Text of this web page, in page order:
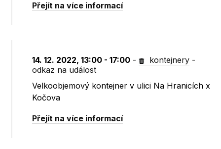
Přejít na více informací
14. 12. 2022, 13:00 - 17:00 - kontejnery -
odkaz na událost
Velkoobjemový kontejner v ulici Na Hranicích x
Kočova
Přejít na více informací